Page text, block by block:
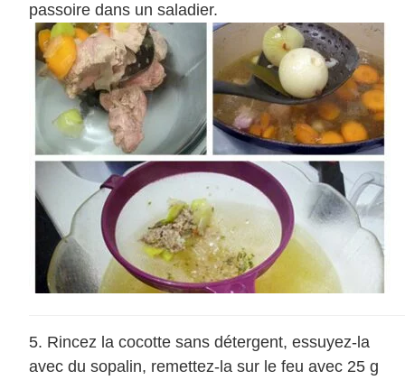
passoire dans un saladier.
Rincez la cocotte sans détergent, essuyez-la
avec du sopalin, remettez-la sur le feu avec 25 g